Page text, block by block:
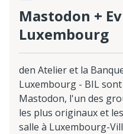
Mastodon +
Luxembourg
den Atelier et la
Luxembourg - BIL
Mastodon, l'un des
les plus originaux et
salle à Luxembourg-